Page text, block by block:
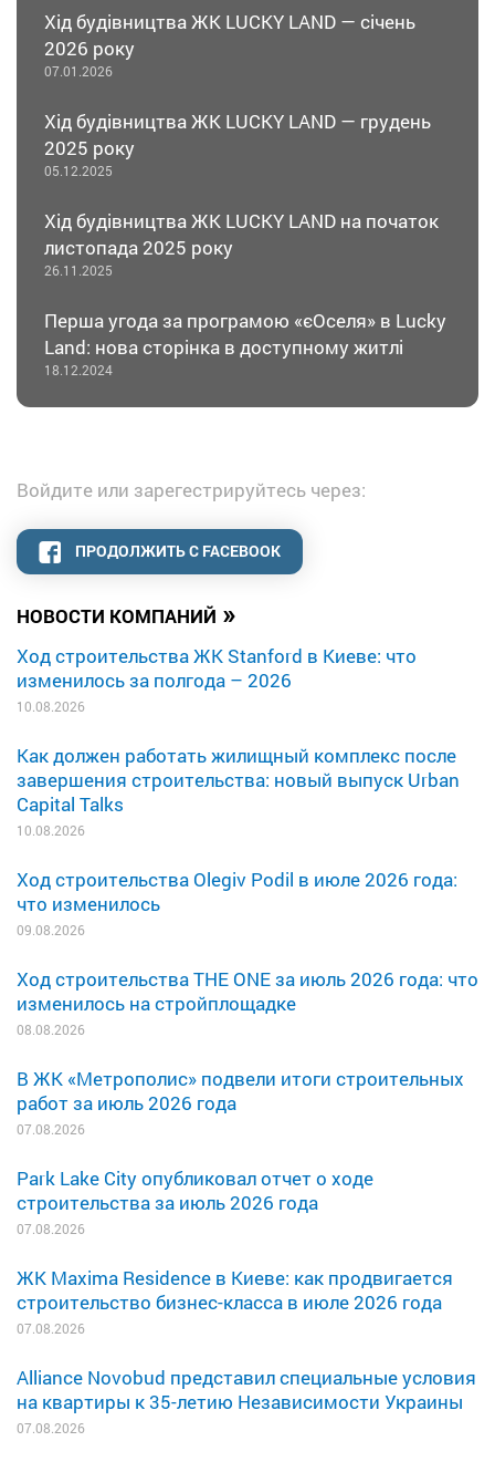
НОВОСТИ КОМПАНИЙ »
Ход строительства ЖК Stanford в Киеве: что
изменилось за полгода – 2026
10.08.2026
Как должен работать жилищный комплекс после
завершения строительства: новый выпуск Urban
Capital Talks
10.08.2026
Ход строительства Olegiv Podil в июле 2026 года:
что изменилось
09.08.2026
Ход строительства THE ONE за июль 2026 года: что
изменилось на стройплощадке
08.08.2026
В ЖК «Метрополис» подвели итоги строительных
работ за июль 2026 года
07.08.2026
Park Lake City опубликовал отчет о ходе
строительства за июль 2026 года
07.08.2026
ЖК Maxima Residence в Киеве: как продвигается
строительство бизнес-класса в июле 2026 года
07.08.2026
Alliance Novobud представил специальные условия
на квартиры к 35-летию Независимости Украины
07.08.2026
Хід будівництва ЖК LUCKY LAND — січень
2026 року
07.01.2026
Хід будівництва ЖК LUCKY LAND — грудень
2025 року
05.12.2025
Хід будівництва ЖК LUCKY LAND на початок
листопада 2025 року
26.11.2025
Перша угода за програмою «єОселя» в Lucky
Land: нова сторінка в доступному житлі
18.12.2024
Войдите или зарегестрируйтесь через:
ПРОДОЛЖИТЬ С FACEBOOK